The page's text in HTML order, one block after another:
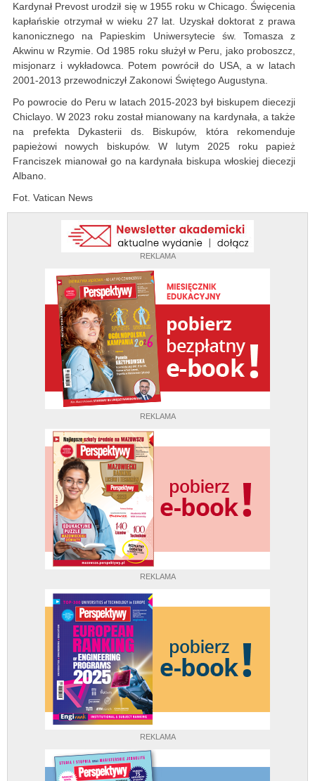
REKLAMA
REKLAMA
REKLAMA
REKLAMA
Kardynał Prevost urodził się w 1955 roku w Chicago. Święcenia
kapłańskie otrzymał w wieku 27 lat. Uzyskał doktorat z prawa
kanonicznego na Papieskim Uniwersytecie św. Tomasza z
Akwinu w Rzymie. Od 1985 roku służył w Peru, jako proboszcz,
misjonarz i wykładowca. Potem powrócił do USA, a w latach
2001-2013 przewodniczył Zakonowi Świętego Augustyna.
Po powrocie do Peru w latach 2015-2023 był biskupem diecezji
Chiclayo. W 2023 roku został mianowany na kardynała, a także
na prefekta Dykasterii ds. Biskupów, która rekomenduje
papieżowi nowych biskupów. W lutym 2025 roku papież
Franciszek mianował go na kardynała biskupa włoskiej diecezji
Albano.
Fot. Vatican News